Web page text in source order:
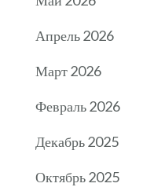
Апрель 2026
Март 2026
Февраль 2026
Декабрь 2025
Октябрь 2025